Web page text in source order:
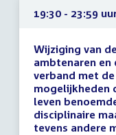
19:30 - 23:59
Wijziging van
ambtenaren en
verband met
mogelijkheden
leven
disciplinaire
tevens andere